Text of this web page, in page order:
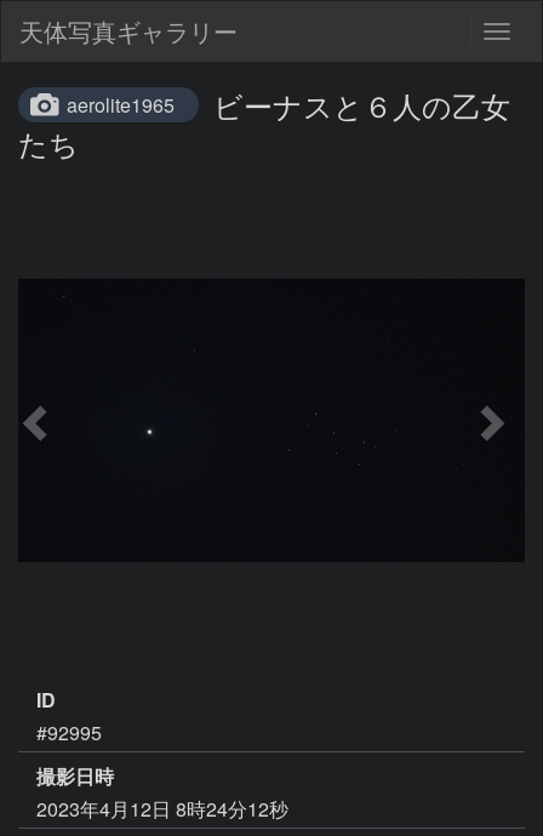
天体写真ギャラリー
aerolite1965
ビーナスと６人の乙女
たち
ID
#92995
撮影日時
2023年4月12日 8時24分12秒